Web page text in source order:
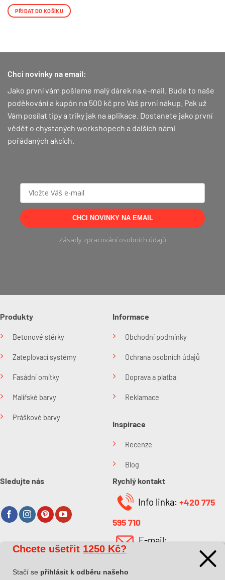
PŘIDAT DO KOŠÍKU
Chci novinky na email:
Jako první vám pošleme malý dárek na e-mail. Bude to naše
poděkování a kupón na 500 kč pro Váš první nákup. Pak už
Vám posílat tipy a triky jak na aplikace. Dostanete jako první
vědět o chystaných workshopech a dalších námi
pořádaných akcích.
CHCI NOVINKY NA EMAIL
Zásady zpracování osobních údajů
Produkty
Betonové stěrky
Zateplovací systémy
Fasádní omítky
Malířské barvy
Práškové barvy
Informace
Obchodní podmínky
Ochrana osobních údajů
Doprava a platba
Reklamace
Inspirace
Recenze
Blog
Sledujte nás
O společnosti
O nás
Rychlý kontakt
Info linka: +420 775
595 710
E-mail:
Chcete ušetřit 1250 Kč?
Stačí se přihlásit k odběru našeho